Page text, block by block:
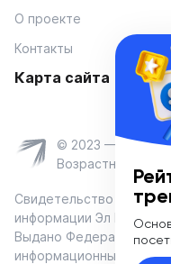
О проекте
Контакты
Карта сайта
© 2023 —
Возрастное
Свидетельство о
информации Эл № ФС 77-
Выдано Федеральной
информационных